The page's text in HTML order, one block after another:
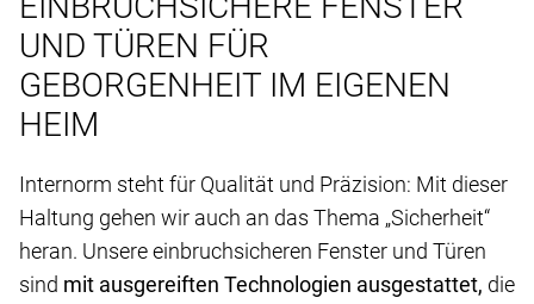
UND TÜREN FÜR
GEBORGENHEIT IM EIGENEN
HEIM
Internorm steht für Qualität und Präzision: Mit dieser
Haltung gehen wir auch an das Thema „Sicherheit“
heran. Unsere einbruchsicheren Fenster und Türen
sind mit ausgereiften Technologien ausgestattet, die